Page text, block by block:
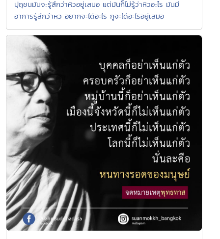
ปุถุชนมันจะรู้สึกว่าหิวอยู่เสมอ แต่มันก็ไม่รู้ว่าหิวอะไร มันมี
อาการรู้สึกว่าหิว อยากจะได้อะไร กูจะได้อะไรอยู่เสมอ